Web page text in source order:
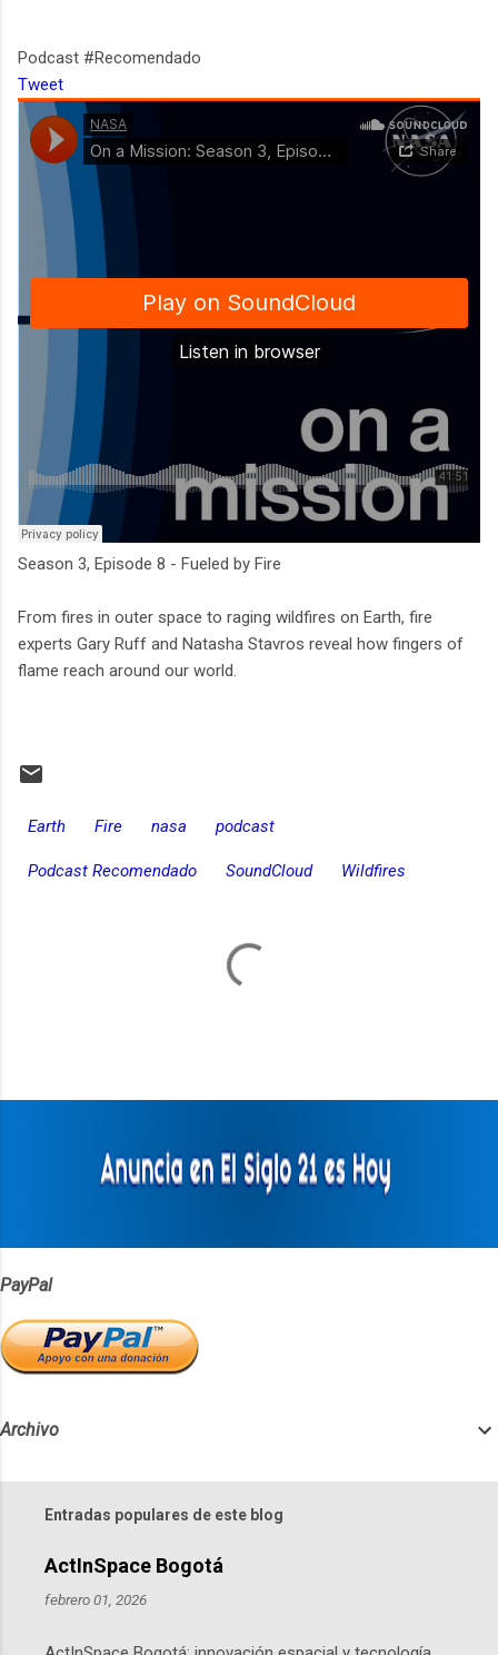
Podcast #Recomendado
Tweet
Season 3, Episode 8 - Fueled by Fire
From fires in outer space to raging wildfires on Earth, fire
experts Gary Ruff and Natasha Stavros reveal how fingers of
flame reach around our world.
Earth Fire nasa podcast
Podcast Recomendado SoundCloud Wildfires
PayPal
Archivo
Entradas populares de este blog
ActInSpace Bogotá
febrero 01, 2026